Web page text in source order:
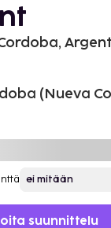
(Nueva
suunnittelu